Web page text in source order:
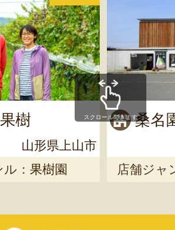
樹
山形県上山市
： 果樹園
桑名
店舗ジャ
スクロールできます